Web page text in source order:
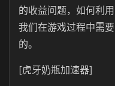
的收益问题，如何利
我们在游戏过程中需
的。
[虎牙奶瓶加速器]